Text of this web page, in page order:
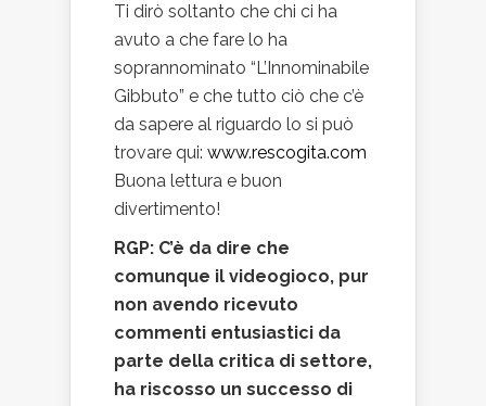
Ti dirò soltanto che chi ci ha
avuto a che fare lo ha
soprannominato “L’Innominabile
Gibbuto” e che tutto ciò che c’è
da sapere al riguardo lo si può
trovare qui: www.rescogita.com
Buona lettura e buon
divertimento!
RGP: C’è da dire che
comunque il videogioco, pur
non avendo ricevuto
commenti entusiastici da
parte della critica di settore,
ha riscosso un successo di